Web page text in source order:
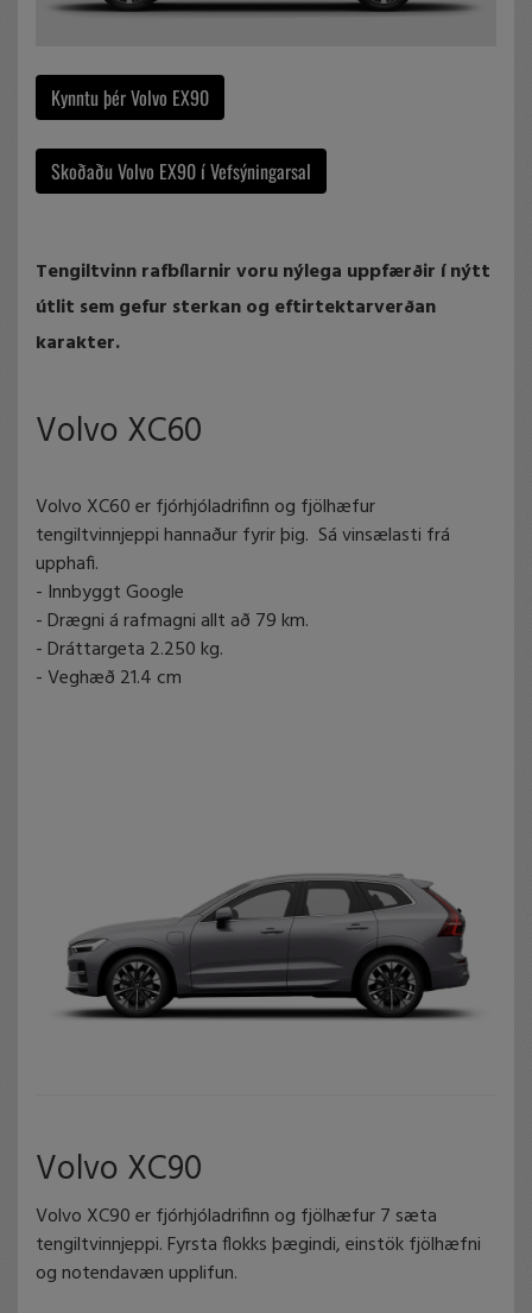
Kynntu þér Volvo EX90
Skoðaðu Volvo EX90 í Vefsýningarsal
Tengiltvinn rafbílarnir voru nýlega uppfærðir í nýtt
útlit sem gefur sterkan og eftirtektarverðan
karakter.
Volvo XC60
Volvo XC60 er fjórhjóladrifinn og fjölhæfur
tengiltvinnjeppi hannaður fyrir þig. Sá vinsælasti frá
upphafi.
- Innbyggt Google
- Drægni á rafmagni allt að 79 km.
- Dráttargeta 2.250 kg.
- Veghæð 21.4 cm
Volvo XC90
Volvo XC90 er fjórhjóladrifinn og fjölhæfur 7 sæta
tengiltvinnjeppi. Fyrsta flokks þægindi, einstök fjölhæfni
og notendavæn upplifun.